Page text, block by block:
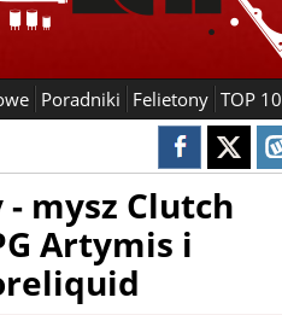
Poradniki Felietony TOP 10
mysz Clutch
Artymis i